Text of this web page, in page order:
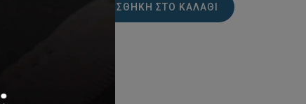
ΠΡΟΣΘΉΚΗ ΣΤΟ ΚΑΛΆΘΙ